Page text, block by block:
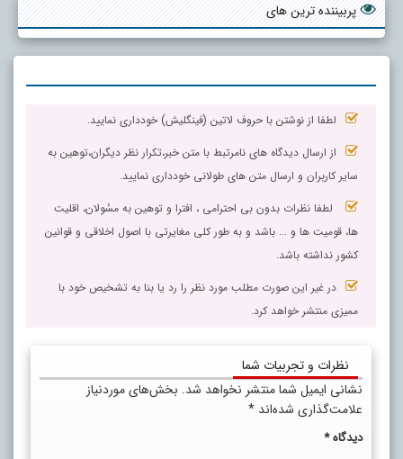
پربیننده ترین های
لطفا از نوشتن با حروف لاتین (فینگلیش) خودداری نمایید.
از ارسال دیدگاه های نامرتبط با متن خبر،تکرار نظر دیگران،توهین به
سایر کاربران و ارسال متن های طولانی خودداری نمایید.
لطفا نظرات بدون بی احترامی ، افترا و توهین به مسٔولان، اقلیت
ها، قومیت ها و ... باشد و به طور کلی مغایرتی با اصول اخلاقی و قوانین
کشور نداشته باشد.
در غیر این صورت مطلب مورد نظر را رد یا بنا به تشخیص خود با
ممیزی منتشر خواهد کرد.
نظرات و تجربیات شما
نشانی ایمیل شما منتشر نخواهد شد. بخش‌های موردنیاز
علامت‌گذاری شده‌اند *
دیدگاه*